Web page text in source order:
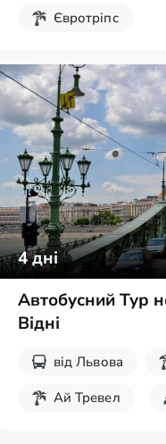
Євротріпс
4дні
Автобусний Тур
Відні
від Львова
Ай Тревел